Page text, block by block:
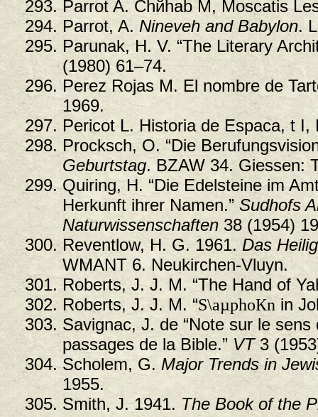
Parrot A. Chйhab M, Moscatis
Parrot, A. Nineveh and Babylon.
Parunak, H. V. “The Literary
(1980) 61–74.
Perez Rojas M. El nombre de
1969.
Pericot L. Historia de Espaсa, t I,
Procksch, O. “Die
Geburtstag. BZAW 34. Giessen:
Quiring, H. “Die Edelsteine im
Herkunft ihrer Namen.” Sudhofs
Naturwissenschaften 38 (1954)
Reventlow, H. G. 1961. Das
WMANT 6. Neukirchen-Vluyn.
Roberts, J. J. M. “The Hand of
Roberts, J. J. M. “S\aµphoКn in
Savignac, J. de “Note sur le
passages de la Bible.”VT3
Scholem, G. Major Trends in
1955.
Smith, J. 1941. The Book of the